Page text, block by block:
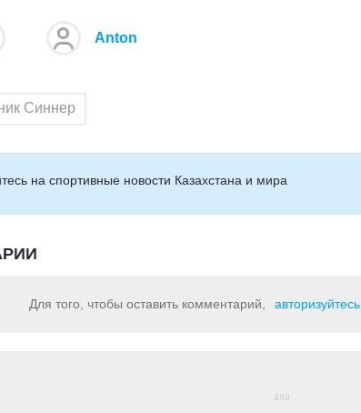
Anton
Синнер
на cпортивные новости Казахстана и мира
Для того, чтобы оставить комментарий, авторизуйтесь